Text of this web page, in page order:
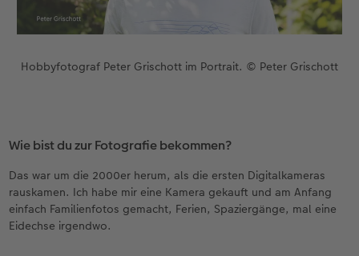
Hobbyfotograf Peter Grischott im Portrait. © Peter Grischott
Wie bist du zur Fotografie bekommen?
Das war um die 2000er herum, als die ersten Digitalkameras
rauskamen. Ich habe mir eine Kamera gekauft und am Anfang
einfach Familienfotos gemacht, Ferien, Spaziergänge, mal eine
Eidechse irgendwo.